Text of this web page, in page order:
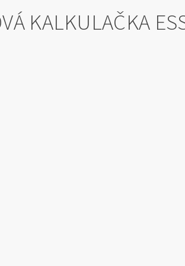
KALKULAČKA